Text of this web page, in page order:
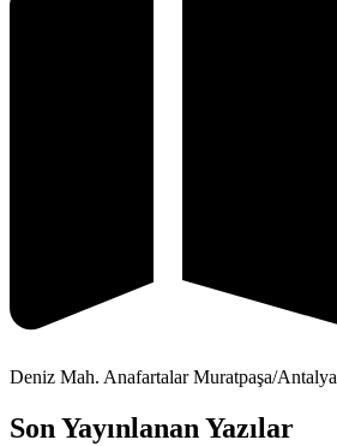
Deniz Mah. Anafartalar Muratpaşa/Antalya
Son Yayınlanan Yazılar